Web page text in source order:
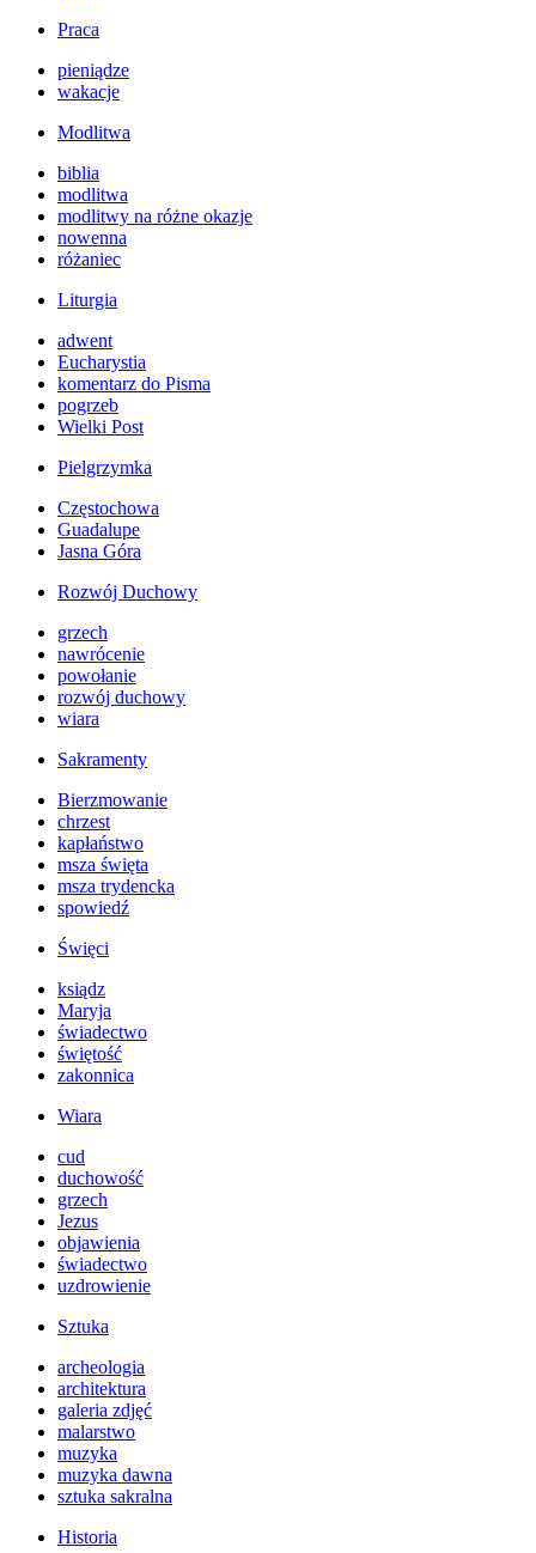
Praca
pieniądze
wakacje
Modlitwa
biblia
modlitwa
modlitwy na różne okazje
nowenna
różaniec
Liturgia
adwent
Eucharystia
komentarz do Pisma
pogrzeb
Wielki Post
Pielgrzymka
Częstochowa
Guadalupe
Jasna Góra
Rozwój Duchowy
grzech
nawrócenie
powołanie
rozwój duchowy
wiara
Sakramenty
Bierzmowanie
chrzest
kapłaństwo
msza święta
msza trydencka
spowiedź
Święci
ksiądz
Maryja
świadectwo
świętość
zakonnica
Wiara
cud
duchowość
grzech
Jezus
objawienia
świadectwo
uzdrowienie
Sztuka
archeologia
architektura
galeria zdjęć
malarstwo
muzyka
muzyka dawna
sztuka sakralna
Historia